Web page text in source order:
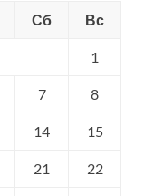
Сб Вс
1
7 8
14 15
21 22